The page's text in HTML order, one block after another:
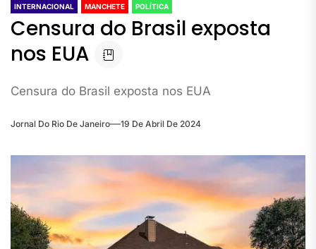
INTERNACIONAL MANCHETE POLÍTICA
Censura do Brasil exposta
nos EUA
Censura do Brasil exposta nos EUA
Jornal Do Rio De Janeiro 19 De Abril De 2024